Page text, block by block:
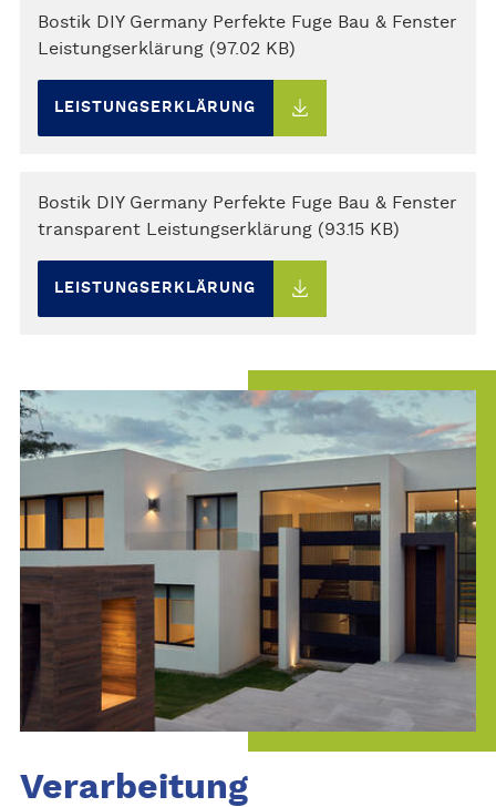
Bostik DIY Germany Perfekte Fuge Bau & Fenster
Leistungserklärung (97.02 KB)
LEISTUNGSERKLÄRUNG
Bostik DIY Germany Perfekte Fuge Bau & Fenster
transparent Leistungserklärung (93.15 KB)
LEISTUNGSERKLÄRUNG
Verarbeitung